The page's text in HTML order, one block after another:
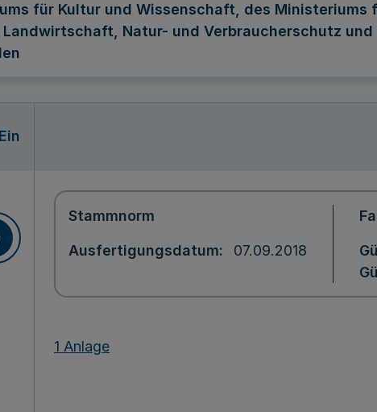
für Kultur und Wissenschaft, des
Natur- und Verbraucherschutz
Ein
Stammnorm
Ausfertigungsdatum 07.09.2018
1 Anlage